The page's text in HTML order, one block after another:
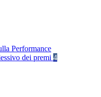
Performance
dei premi 4